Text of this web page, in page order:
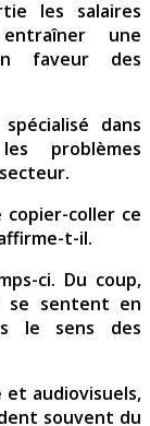
les salaires
une
faveur des
dans
problèmes
coller ce
t-il.
ci. Du coup,
se sentent en
le sens des
et audiovisuels,
souvent du